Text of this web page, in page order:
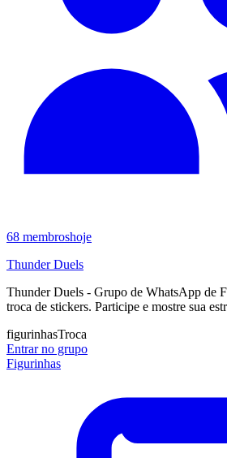
68 membroshoje
Thunder Duels
Thunder Duels - Grupo de WhatsApp de
troca de stickers. Participe e mostre sua
figurinhasTroca
Entrar no grupo
Figurinhas